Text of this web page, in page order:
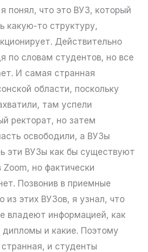
понял, что это ВУЗ, который
какую-то структуру,
Действительно
по словам студентов, но все
И самая странная
области, поскольку
там успели
ректорат, но затем
освободили, а ВУЗы
эти ВУЗы как бы существуют
но фактически
Позвонив в приемные
из этих ВУЗов, я узнал, что
владеют информацией, как
дипломы и какие. Поэтому
и студенты